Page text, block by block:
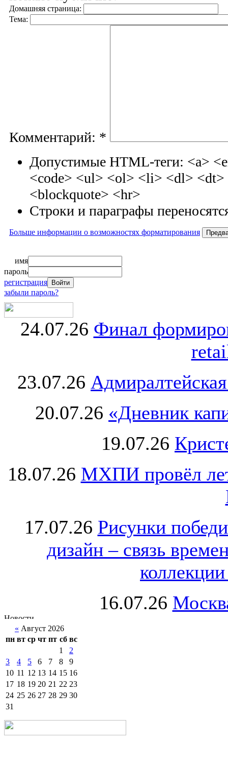
Домашняя страница:
Тема:
Комментарий: *
Допустимые HTML-теги: <a>
<code> <ul> <ol> <li> <dl> <dt>
<blockquote> <hr>
Строки и параграфы
Больше информации о возможностях форматирования
имя
пароль
регистрация
забыли пароль?
24.07.26 Финал
23.07.26
20.07.26 «Дневник
19.07.26
18.07.26 МХПИ провёл
17.07.26 Рисунки
дизайн – связь
16.07.26
« Август 2026
пн вт ср чт пт сб вс
1
2
3
4 5 6 7 8
9
10 11 12 13 14 15 16
17 18 19 20 21 22 23
24 25 26 27 28 29 30
31